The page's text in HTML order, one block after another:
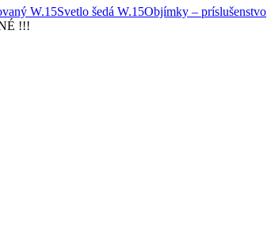
W.15Svetlo šedá W.15Objímky – príslušenstvo
!!!